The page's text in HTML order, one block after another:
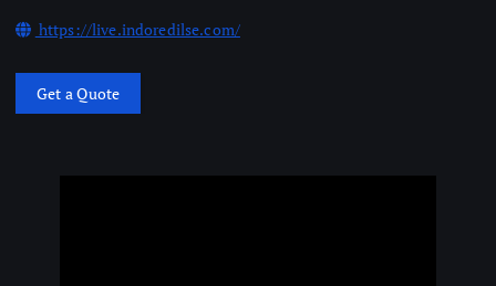
https://live.indoredilse.com/
Get a Quote